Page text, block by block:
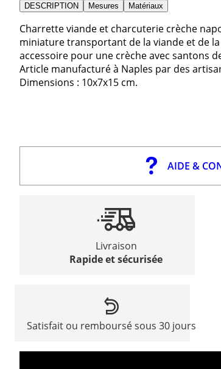
DESCRIPTION Mesures Matériaux
Charrette viande et charcuterie crèche
miniature transportant de la viande et de
accessoire pour une crèche avec santons
Article manufacturé à Naples par des
Dimensions : 10x7x15 cm.
AIDE &
Livraison
Rapide et sécurisée
Satisfait ou remboursé sous 30 jours